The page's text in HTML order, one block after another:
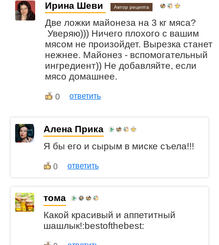
Ирина Шеви Автор рецепта
Две ложки майонеза на 3 кг мяса?
Уверяю))) Ничего плохого с вашим
мясом не произойдет. Вырезка станет
нежнее. Майонез - вспомогательный
ингредиент)) Не добавляйте, если
мясо домашнее.
0 ответить
Алена Прика
Я бы его и сырым в миске съела!!!
0 ответить
тома
Какой красивый и аппетитный
шашлык!:bestofthebest: